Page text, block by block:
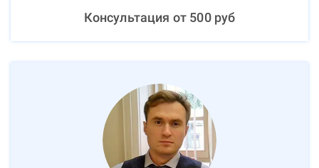
Консультация от 500руб